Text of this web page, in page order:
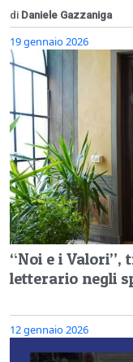
di Daniele Gazzaniga
19 gennaio 2026
“Noi e i Valori”,
letterario negli
12 gennaio 2026